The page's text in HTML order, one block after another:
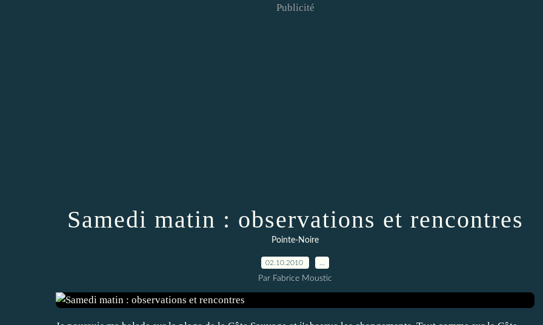
Publicité
Samedi matin : observations et rencontres
Pointe-Noire
02.10.2010
Par Fabrice Moustic